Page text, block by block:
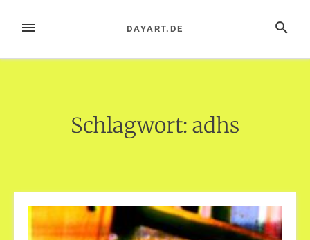
InhaltMENÜ SUCHE
DAYART.DE
Schlagwort: adhs